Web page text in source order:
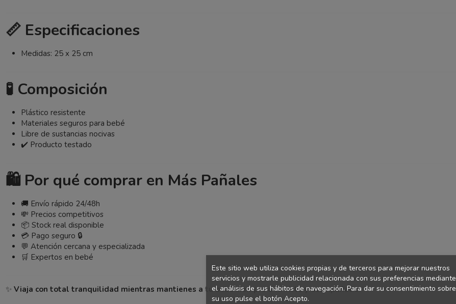
📏 Especificaciones
Medidas: 25 x 25 cm
🧪 Composición
Plástico resistente
Materiales seguros para bebé
Libre de sustancias nocivas
✔️ Producto testado
🛍️ Por qué comprar en Más Pañales
🚚 Envío rápido 24/48h
💸 Precios competitivos
📦 Stock real disponible
💳 Pago seguro 🔒
💬 Atención cercana y especializada
🛒 Expertos en bebé
✨Viaja con total tranquilidad mientras mantienes a tu bebé siempre a la vista y acompañado.
Este sitio web utiliza cookies propias y de terceros para mejorar nuestros
servicios y mostrarle publicidad relacionada con sus preferencias mediante
el análisis de sus hábitos de navegación. Para dar su consentimiento sobre
su uso pulse el botón Acepto.